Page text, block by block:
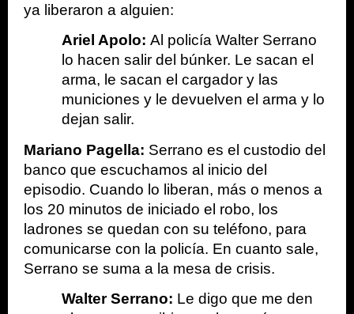
ya liberaron a alguien:
Ariel Apolo: Al policía Walter Serrano
lo hacen salir del búnker. Le sacan el
arma, le sacan el cargador y las
municiones y le devuelven el arma y lo
dejan salir.
Mariano Pagella: Serrano es el custodio del
banco que escuchamos al inicio del
episodio. Cuando lo liberan, más o menos a
los 20 minutos de iniciado el robo, los
ladrones se quedan con su teléfono, para
comunicarse con la policía. En cuanto sale,
Serrano se suma a la mesa de crisis.
Walter Serrano: Le digo que me den